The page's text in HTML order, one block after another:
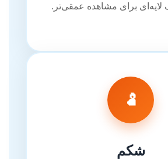
لایه‌ای برای مشاهده عمقی‌تر.
🫃
شکم